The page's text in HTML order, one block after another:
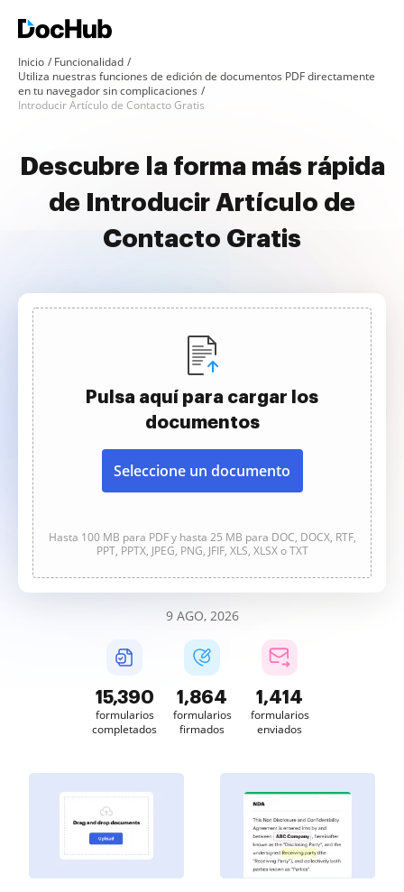
Inicio
Funcionalidad
Utiliza nuestras funciones de edición de documentos PDF directamente
en tu navegador sin complicaciones
Introducir Artículo de Contacto Gratis
Descubre la forma más rápida
de Introducir Artículo de
Contacto Gratis
Pulsa aquí para cargar los
documentos
Seleccione un documento
Hasta 100 MB para PDF y hasta 25 MB para DOC, DOCX, RTF,
PPT, PPTX, JPEG, PNG, JFIF, XLS, XLSX o TXT
9 AGO, 2026
15,390
formularios
completados
1,864
formularios
firmados
1,414
formularios
enviados